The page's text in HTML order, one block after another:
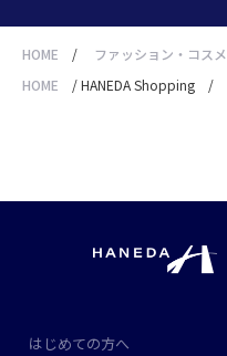
HOME / ファッション・コスメ
HOME
/HANEDA Shopping /
はじめての方へ